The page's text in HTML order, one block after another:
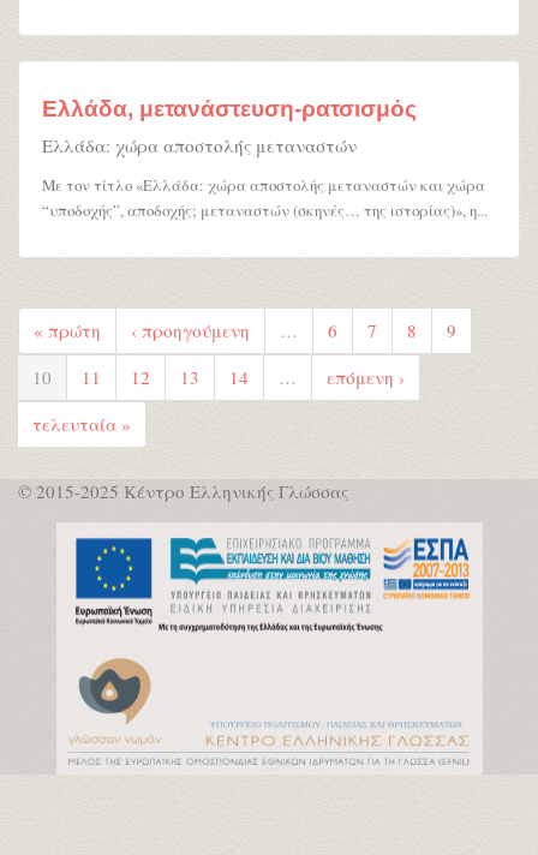
Ελλάδα, μετανάστευση-ρατσισμός
Ελλάδα: χώρα αποστολής μεταναστών
Με τον τίτλο «Ελλάδα: χώρα αποστολής μεταναστών και χώρα
“υποδοχής”, αποδοχής; μεταναστών (σκηνές… της ιστορίας)», η...
« πρώτη ‹ προηγούμενη … 6 7 8
9
10
11 12 13 14 …
επόμενη ›
τελευταία »
© 2015-2025 Κέντρο Ελληνικής Γλώσσας